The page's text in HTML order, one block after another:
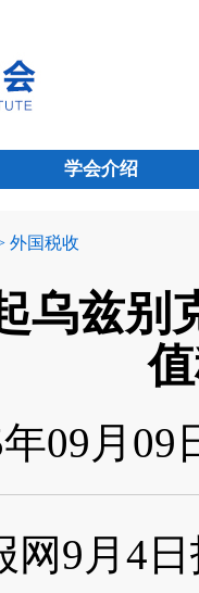
学会介绍
外国税收
乌兹别
年09月09
9月4日